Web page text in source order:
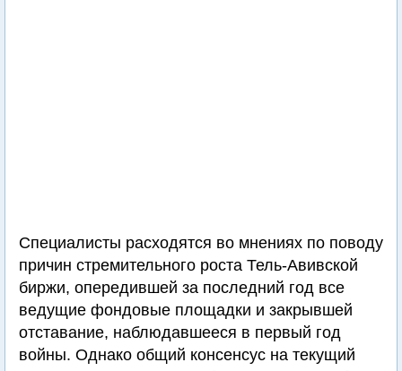
Специалисты расходятся во мнениях по поводу
причин стремительного роста Тель-Авивской
биржи, опередившей за последний год все
ведущие фондовые площадки и закрывшей
отставание, наблюдавшееся в первый год
войны. Однако общий консенсус на текущий